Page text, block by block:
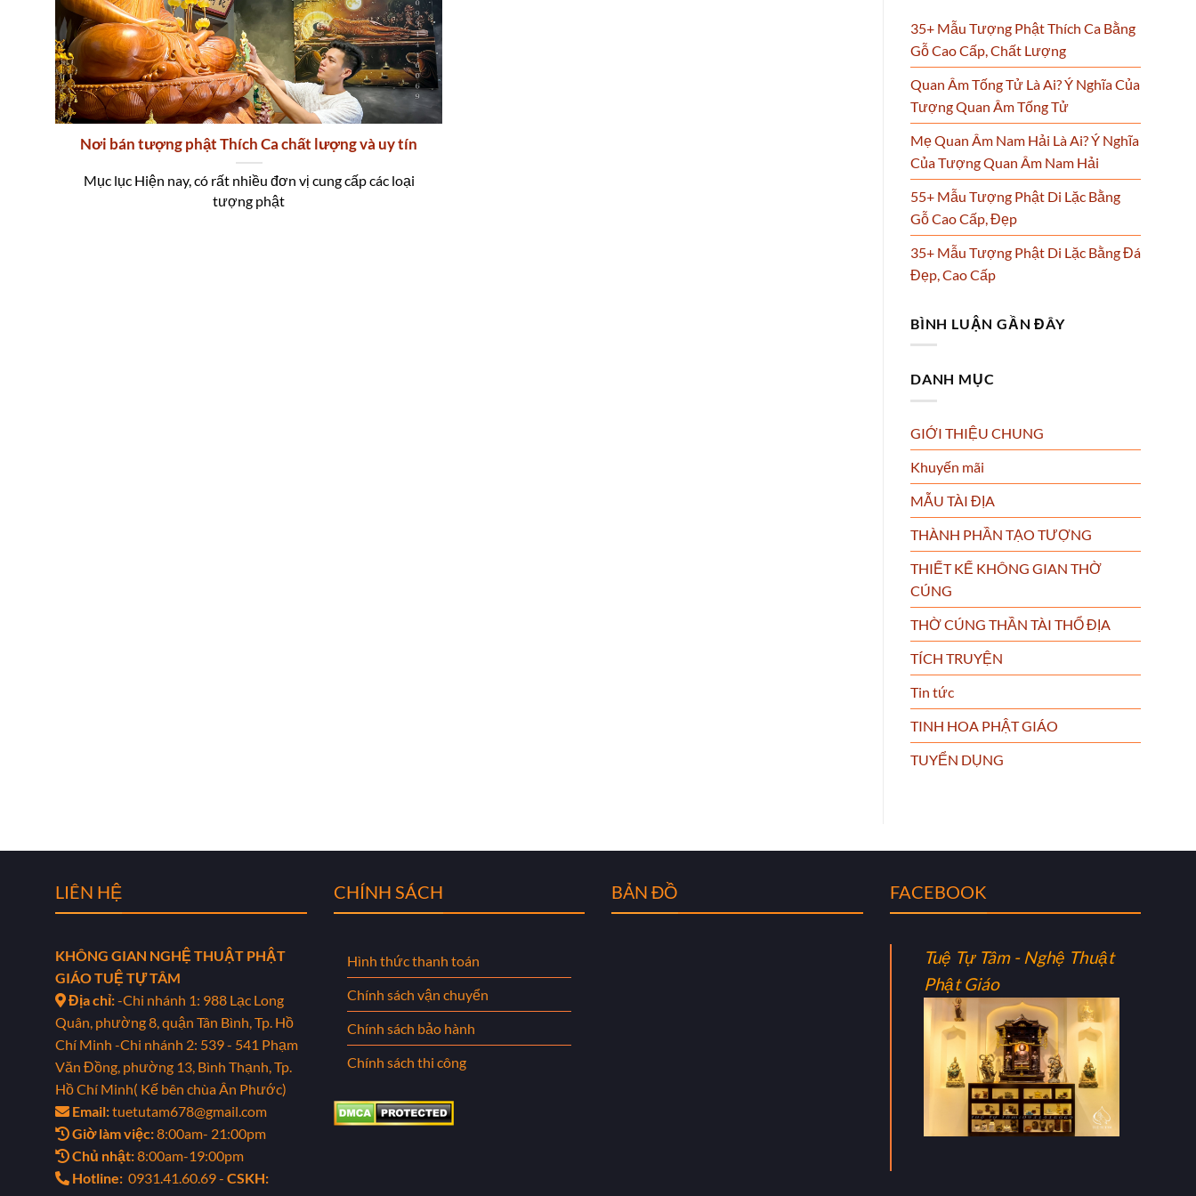
Nơi bán tượng phật Thích Ca chất lượng và uy tín
Mục lục Hiện nay, có rất nhiều đơn vị cung cấp các loại
tượng phật
35+ Mẫu Tượng Phật Thích Ca Bằng
Gỗ Cao Cấp, Chất Lượng
Quan Âm Tống Tử Là Ai? Ý Nghĩa Của
Tượng Quan Âm Tống Tử
Mẹ Quan Âm Nam Hải Là Ai? Ý Nghĩa
Của Tượng Quan Âm Nam Hải
55+ Mẫu Tượng Phật Di Lặc Bằng
Gỗ Cao Cấp, Đẹp
35+ Mẫu Tượng Phật Di Lặc Bằng Đá
Đẹp, Cao Cấp
BÌNH LUẬN GẦN ĐÂY
DANH MỤC
GIỚI THIỆU CHUNG
Khuyến mãi
MẪU TÀI ĐỊA
THÀNH PHẦN TẠO TƯỢNG
THIẾT KẾ KHÔNG GIAN THỜ
CÚNG
THỜ CÚNG THẦN TÀI THỔ ĐỊA
TÍCH TRUYỆN
Tin tức
TINH HOA PHẬT GIÁO
TUYỂN DỤNG
LIÊN HỆ
KHÔNG GIAN NGHỆ THUẬT PHẬT
GIÁO TUỆ TỰ TÂM
Địa chỉ:-Chi nhánh 1: 988 Lạc Long
Quân, phường 8, quận Tân Bình, Tp. Hồ
Chí Minh -Chi nhánh 2: 539 - 541 Phạm
Văn Đồng, phường 13, Bình Thạnh, Tp.
Hồ Chí Minh( Kế bên chùa Ân Phước)
Email:tuetutam678@gmail.com
Giờ làm việc:8:00am- 21:00pm
Chủ nhật:8:00am-19:00pm
Hotline: 0931.41.60.69 - CSKH:
CHÍNH SÁCH
Hình thức thanh toán
Chính sách vận chuyển
Chính sách bảo hành
Chính sách thi công
BẢN ĐỒ FACEBOOK
Tuệ Tự Tâm - Nghệ Thuật
Phật Giáo